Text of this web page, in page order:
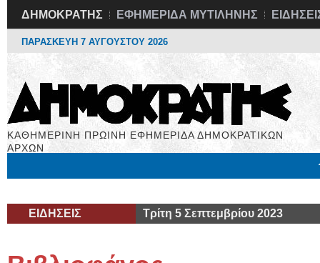
ΔΗΜΟΚΡΑΤΗΣ ΕΦΗΜΕΡΙΔΑ ΜΥΤΙΛΗΝΗΣ
ΠΑΡΑΣΚΕΥΗ 7 ΑΥΓΟΥΣΤΟΥ 2026
ΚΑΘΗΜΕΡΙΝΗ ΠΡΩΙΝΗ ΕΦΗΜΕΡΙΔΑ ΔΗΜΟΚΡΑΤΙΚΩΝ
ΑΡΧΩΝ
ΕΙΔΗΣΕΙΣ Τρίτη 5 Σεπτεμβρίου 2023